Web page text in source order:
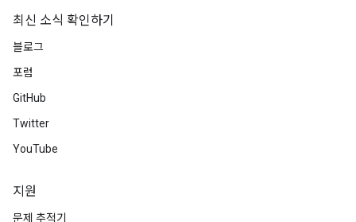
최신 소식 확인하기
블로그
포럼
GitHub
Twitter
YouTube
지원
문제 추적기